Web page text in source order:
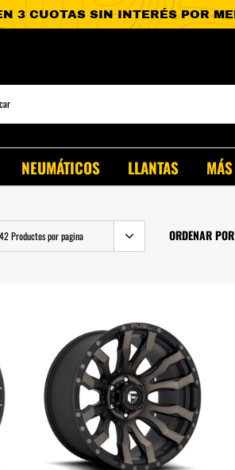
BT-50
NEUMÁTICOS LLANTAS MÁS
ORDENAR POR